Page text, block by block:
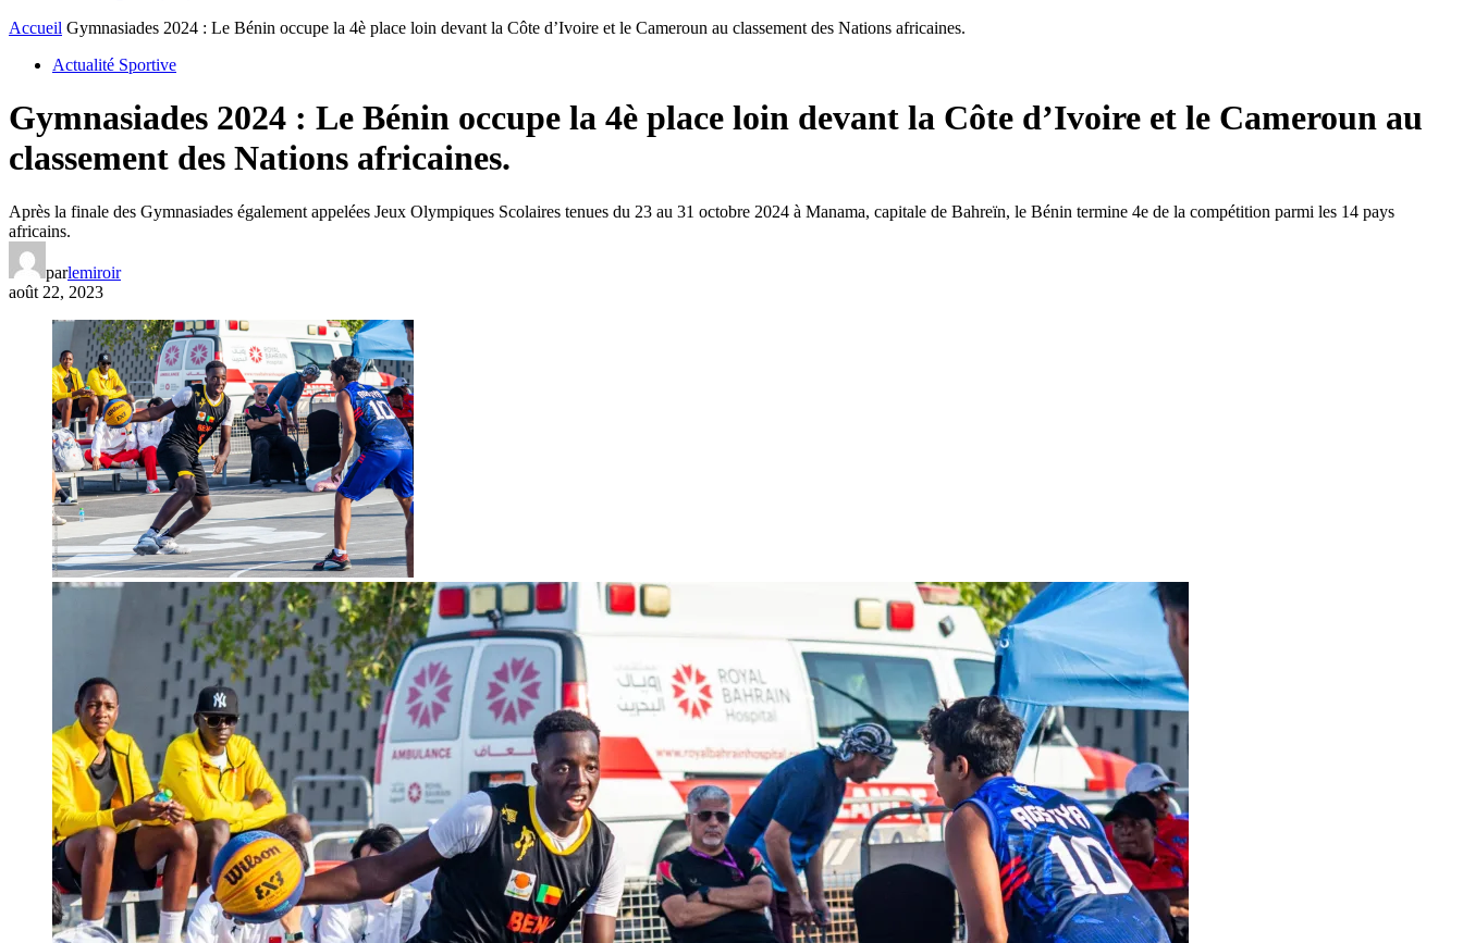
Accueil Gymnasiades 2024 : Le Bénin occupe la 4è place loin devant la Côte d’Ivoire et le Cameroun au classement des Nations africaines.
Actualité Sportive
Gymnasiades 2024 : Le Bénin occupe la 4è place loin devant la Côte d’Ivoire et le Cameroun au
classement des Nations africaines.
Après la finale des Gymnasiades également appelées Jeux Olympiques Scolaires tenues du 23 au 31 octobre 2024 à Manama, capitale de Bahreïn, le Bénin termine 4e de la compétition parmi les 14 pays
africains.
parlemiroir
août 22, 2023